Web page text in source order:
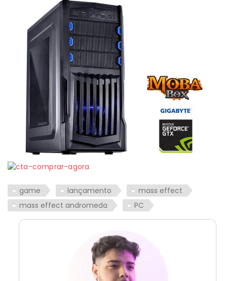
game lançamento
mass effect
mass effect andromeda
PC